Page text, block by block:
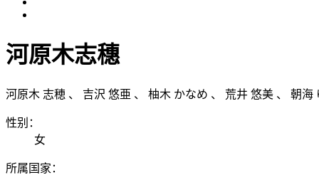
河原木志穗
河原木 志穂 、 吉沢 悠亜 、 柚木 かなめ 、 荒井 悠美 、 朝海
性别：
女
所属国家：